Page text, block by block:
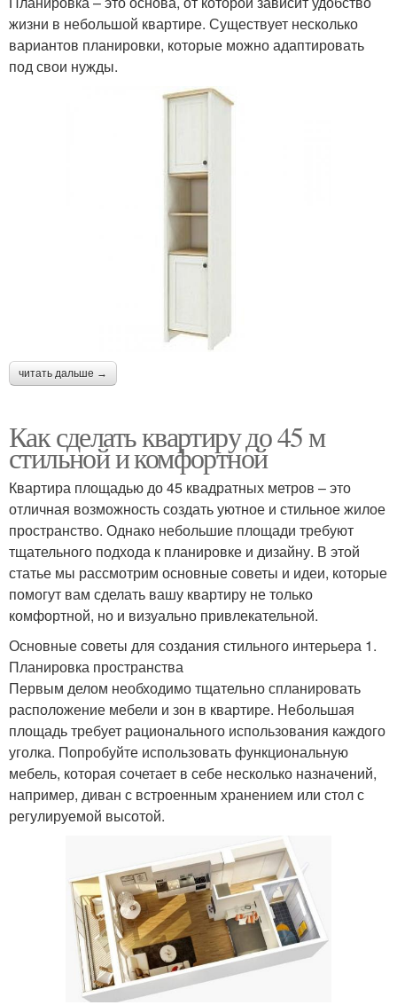
жизни в небольшой квартире. Существует несколько
вариантов планировки, которые можно адаптировать
под свои нужды.
читать дальше →
Как сделать квартиру до 45 м
стильной и комфортной
Квартира площадью до 45 квадратных метров – это
отличная возможность создать уютное и стильное жилое
пространство. Однако небольшие площади требуют
тщательного подхода к планировке и дизайну. В этой
статье мы рассмотрим основные советы и идеи, которые
помогут вам сделать вашу квартиру не только
комфортной, но и визуально привлекательной.
Основные советы для создания стильного интерьера 1.
Планировка пространства
Первым делом необходимо тщательно спланировать
расположение мебели и зон в квартире. Небольшая
площадь требует рационального использования каждого
уголка. Попробуйте использовать функциональную
мебель, которая сочетает в себе несколько назначений,
например, диван с встроенным хранением или стол с
регулируемой высотой.